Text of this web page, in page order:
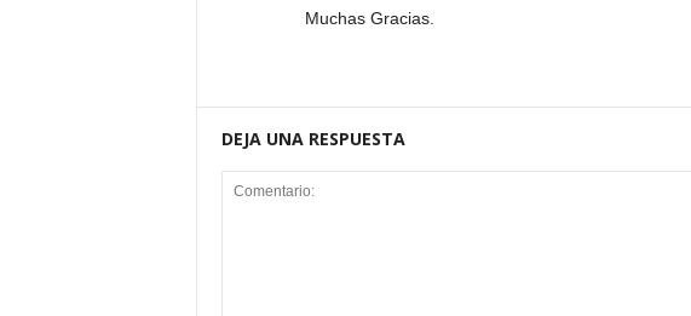
Muchas Gracias.
DEJA UNA RESPUESTA